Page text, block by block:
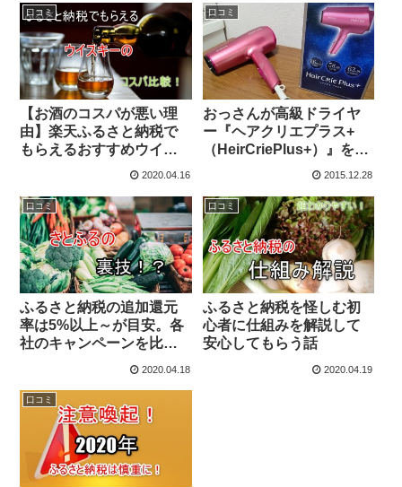
ト情報！
口コミ
【お酒のコスパが悪い理
由】楽天ふるさと納税で
もらえるおすすめウイス
キーまとめ！ + コスパ
2020.04.16
口コミ
おっさんが高級ドライヤ
ー『ヘアクリエプラス+
（HeirCriePlus+）』をふ
るさと納税でもらった
機、イイネ！（抜け毛対
策的な意味で）
2015.12.28
口コミ
ふるさと納税の追加還元
率は5%以上～が目安。各
社のキャンペーンを比較
2020.04.18
口コミ
ふるさと納税を怪しむ初
心者に仕組みを解説して
安心してもらう話
2020.04.19
口コミ